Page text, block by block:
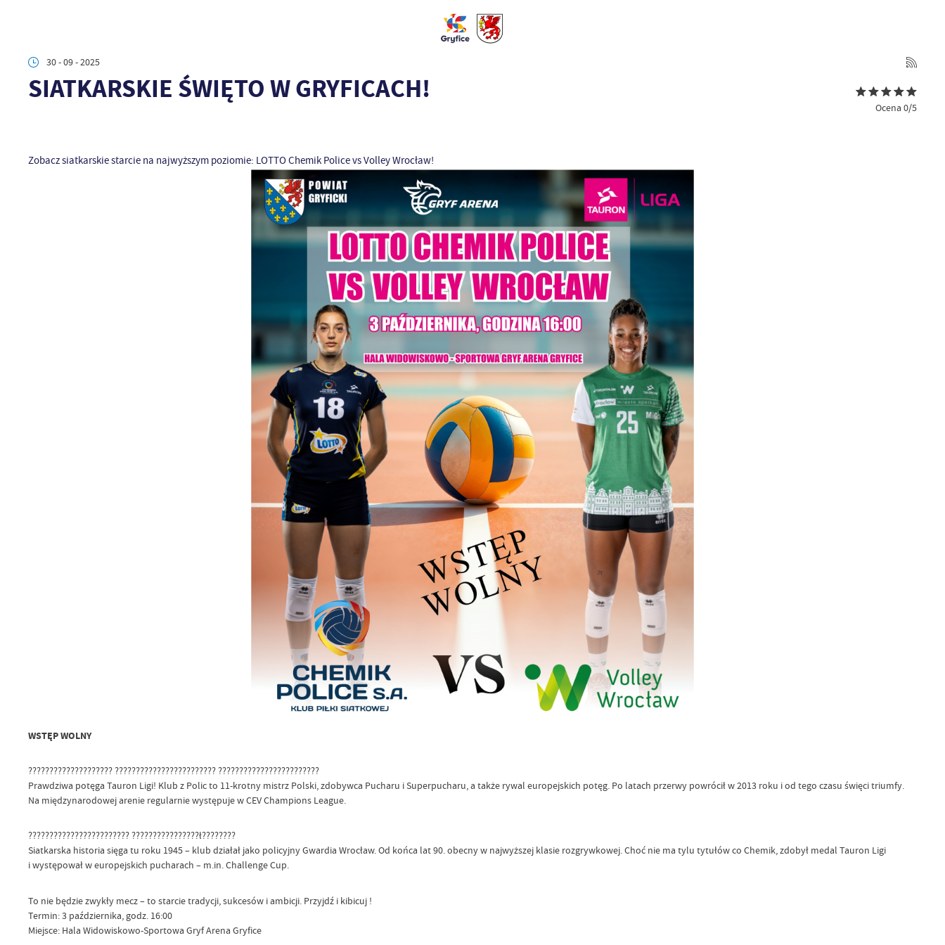
30 - 09 - 2025
SIATKARSKIE ŚWIĘTO W GRYFICACH!
Ocena 0/5
Zobacz siatkarskie starcie na najwyższym poziomie: LOTTO Chemik Police vs Volley Wrocław!
WSTĘP WOLNY
???????????????????? ???????????????????????? ????????????????????????
Prawdziwa potęga Tauron Ligi! Klub z Polic to 11-krotny mistrz Polski, zdobywca Pucharu i Superpucharu, a także rywal europejskich potęg. Po latach przerwy powrócił w 2013 roku i od tego czasu święci triumfy.
Na międzynarodowej arenie regularnie występuje w CEV Champions League.
???????????????????????? ????????????????ł????????
Siatkarska historia sięga tu roku 1945 – klub działał jako policyjny Gwardia Wrocław. Od końca lat 90. obecny w najwyższej klasie rozgrywkowej. Choć nie ma tylu tytułów co Chemik, zdobył medal Tauron Ligi
i występował w europejskich pucharach – m.in. Challenge Cup.
To nie będzie zwykły mecz – to starcie tradycji, sukcesów i ambicji. Przyjdź i kibicuj !
Termin: 3 października, godz. 16:00
Miejsce: Hala Widowiskowo-Sportowa Gryf Arena Gryfice